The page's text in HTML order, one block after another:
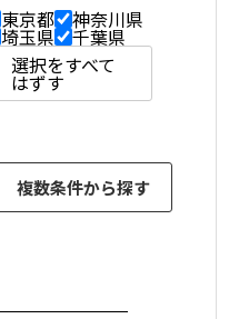
東京都 神奈川県
埼玉県
千葉県
選択をすべて
はずす
複数条件から探す